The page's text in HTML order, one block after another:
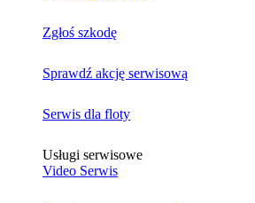
Zgłoś szkodę
Sprawdź akcję serwisową
Serwis dla floty
Usługi serwisowe
Video Serwis